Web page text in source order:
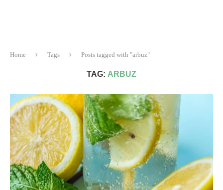
Home Tags Posts tagged with "arbuz"
TAG: ARBUZ